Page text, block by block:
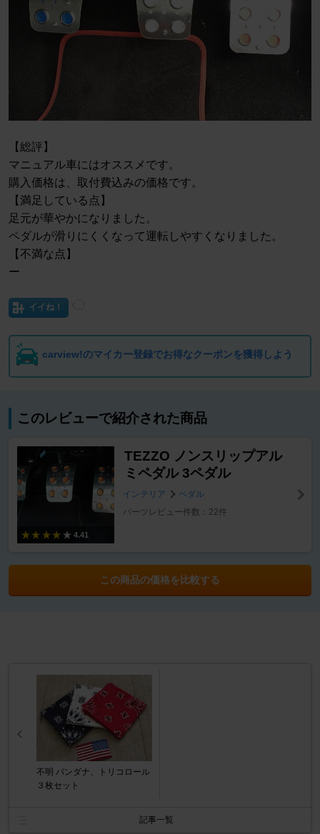
【総評】
マニュアル車にはオススメです。
購入価格は、取付費込みの価格です。
【満足している点】
足元が華やかになりました。
ペダルが滑りにくくなって運転しやすくなりました。
【不満な点】
ー
イイね！
carview!のマイカー登録でお得なクーポンを獲得しよう
このレビューで紹介された商品
4.41
TEZZO ノンスリップアル
ミペダル 3ペダル
インテリア
ペダル
パーツレビュー件数：22件
この商品の価格を比較する
不明 バンダナ、トリコロール
３枚セット
記事一覧